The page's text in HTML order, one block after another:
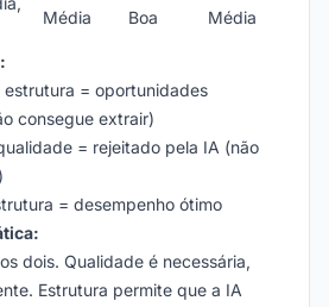
Média Boa Média
estrutura = oportunidades
consegue extrair)
= rejeitado pela IA (não
= desempenho ótimo
dois. Qualidade é necessária,
Estrutura permite que a IA